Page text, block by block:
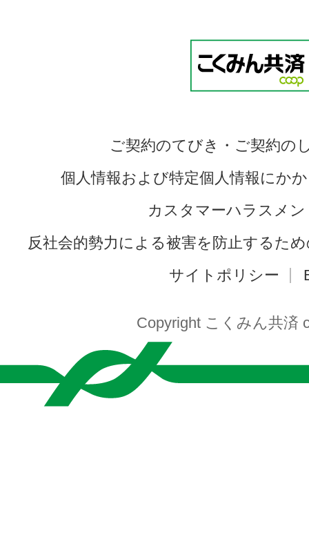
ご契約のてびき・ご契約の
個人情報および特定個人情報にか
カスタマーハラスメ
反社会的勢力による被害を防止するた
サイトポリシー
Copyright こくみん共済